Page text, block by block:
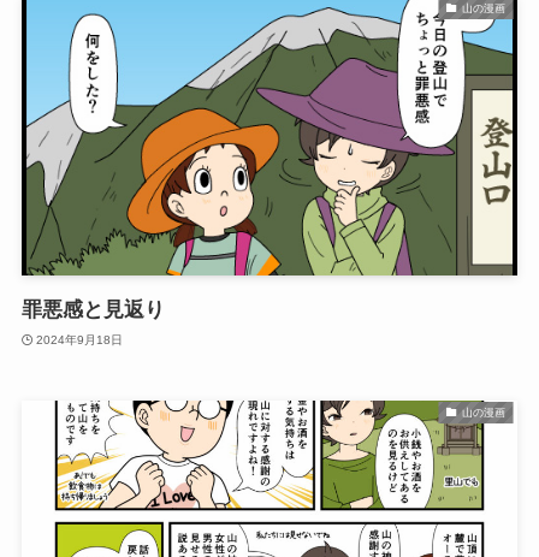
山の漫画
罪悪感と見返り
2024年9月18日
山の漫画